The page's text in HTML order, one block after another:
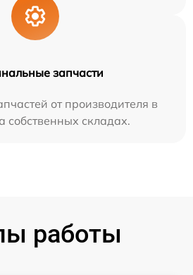
запчасти
от производителя в
собственных складах.
работы